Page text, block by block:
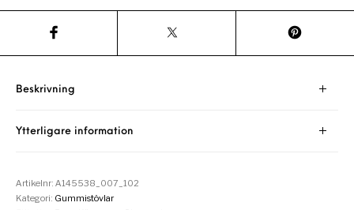
Beskrivning
Ytterligare information
Artikelnr:A145538_007_102
Kategori: Gummistövlar